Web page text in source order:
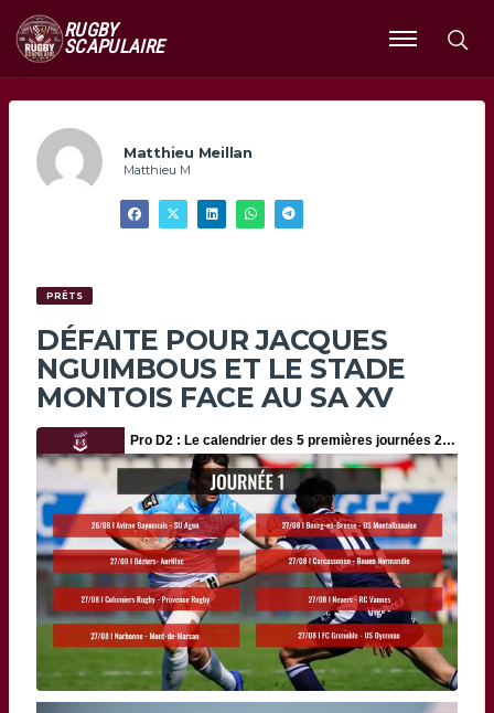
RUGBY
SCAPULAIRE
Ouvrir
le
Matthieu Meillan
Matthieu M
PRÊTS
DÉFAITE POUR JACQUES
NGUIMBOUS ET LE STADE
MONTOIS FACE AU SA XV